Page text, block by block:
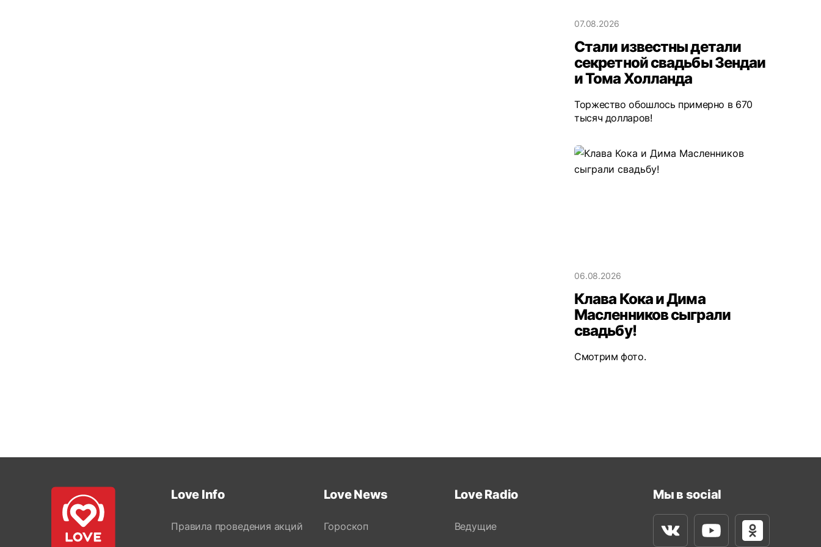
07.08.2026
Стали известны детали
секретной свадьбы Зендаи
и Тома Холланда
Торжество обошлось примерно в 670
тысяч долларов!
06.08.2026
Клава Кока и Дима
Масленников сыграли
свадьбу!
Смотрим фото.
Love Info
Правила проведения акций
Love News
Гороскоп
Love Radio
Ведущие
Мы в social
ВконтактеYoutube